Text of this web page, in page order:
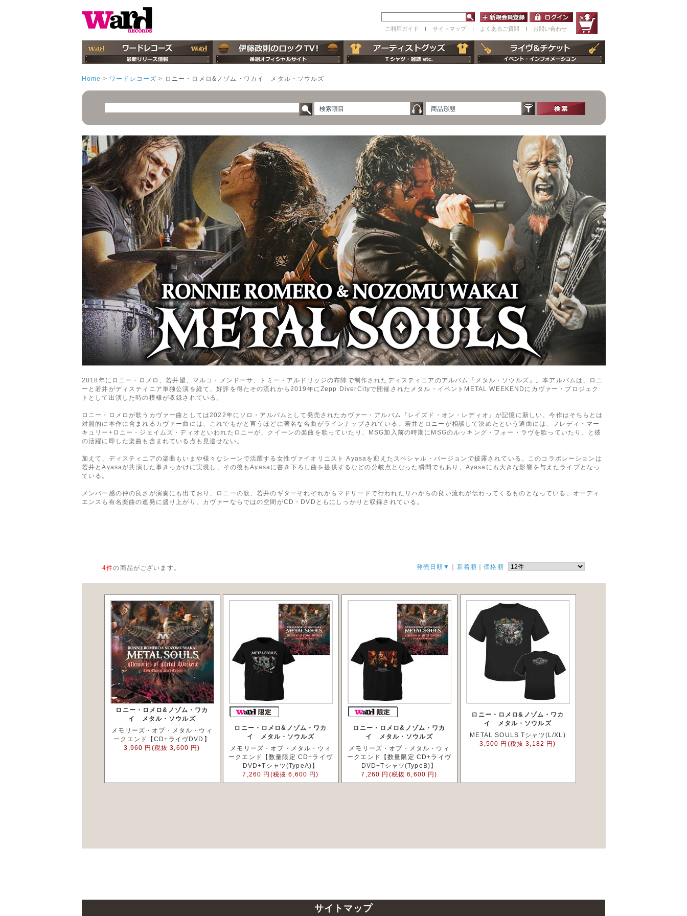
ご利用ガイド ｌ サイトマップ ｌ よくあるご質問 ｌ お問い合わせ
Home > ワードレコーズ > ロニー・ロメロ&ノゾム・ワカイ メタル・ソウルズ
検索項目 商品形態
2018年にロニー・ロメロ、若井望、マルコ・メンドーサ、トミー・アルドリッジの布陣で制作されたディスティニアのアルバム『メタル・ソウルズ』。本アルバムは、ロニ
ーと若井がディスティニア単独公演を経て、好評を得たその流れから2019年にZepp DiverCityで開催されたメタル・イベントMETAL WEEKENDにカヴァー・プロジェク
トとして出演した時の模様が収録されている。
ロニー・ロメロが歌うカヴァー曲としては2022年にソロ・アルバムとして発売されたカヴァー・アルバム『レイズド・オン・レディオ』が記憶に新しい。今作はそちらとは
対照的に本作に含まれるカヴァー曲には、これでもかと言うほどに著名な名曲がラインナップされている。若井とロニーが相談して決めたという選曲には、フレディ・マー
キュリー+ロニー・ジェイムズ・ディオといわれたロニーが、クイーンの楽曲を歌っていたり、MSG加入前の時期にMSGのルッキング・フォー・ラヴを歌っていたり、と彼
の活躍に即した楽曲も含まれている点も見逃せない。
加えて、ディスティニアの楽曲もいまや様々なシーンで活躍する女性ヴァイオリニスト Ayasaを迎えたスペシャル・バージョンで披露されている。このコラボレーションは
若井とAyasaが共演した事きっかけに実現し、その後もAyasaに書き下ろし曲を提供するなどの分岐点となった瞬間でもあり、Ayasaにも大きな影響を与えたライブとなっ
ている。
メンバー感の仲の良さが演奏にも出ており、ロニーの歌、若井のギターそれぞれからマドリードで行われたリハからの良い流れが伝わってくるものとなっている。オーディ
エンスも有名楽曲の連発に盛り上がり、カヴァーならではの空間がCD・DVDともにしっかりと収録されている。
4件の商品がございます。 発売日順▼ ｜ 新着順 ｜価格順
ロニー・ロメロ&ノゾム・ワカ
イ メタル・ソウルズ
メモリーズ・オブ・メタル・ウィ
ークエンド【CD+ライヴDVD】
3,960 円(税抜 3,600 円)
ロニー・ロメロ&ノゾム・ワカ
イ メタル・ソウルズ
メモリーズ・オブ・メタル・ウィ
ークエンド【数量限定 CD+ライヴ
DVD+Tシャツ(TypeA)】
7,260 円(税抜 6,600 円)
ロニー・ロメロ&ノゾム・ワカ
イ メタル・ソウルズ
メモリーズ・オブ・メタル・ウィ
ークエンド【数量限定 CD+ライヴ
DVD+Tシャツ(TypeB)】
7,260 円(税抜 6,600 円)
ロニー・ロメロ&ノゾム・ワカ
イ メタル・ソウルズ
METAL SOULS Tシャツ(L/XL)
3,500 円(税抜 3,182 円)
サイトマップ